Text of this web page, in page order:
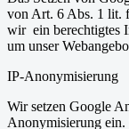
von Art. 6 Abs. 1 lit.
wir ein berechtigtes
um unser
IP-Anonymisierung
Wir setzen Google
Anonymisierung ein.